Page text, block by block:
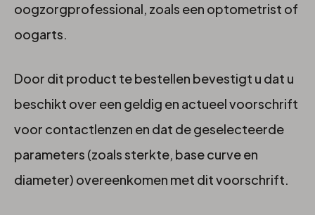
oogzorgprofessional, zoals een optometrist of
oogarts.
Door dit product te bestellen bevestigt u dat u
beschikt over een geldig en actueel voorschrift
voor contactlenzen en dat de geselecteerde
parameters (zoals sterkte, base curve en
diameter) overeenkomen met dit voorschrift.